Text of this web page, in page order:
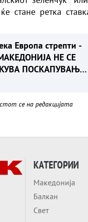
стане ретка
Европа стрепти -
НЕ СЕ
ПОСКАПУВАЊЕ
се на редакцијата
КАТЕГОРИИ
Македонија
Балкан
Свет